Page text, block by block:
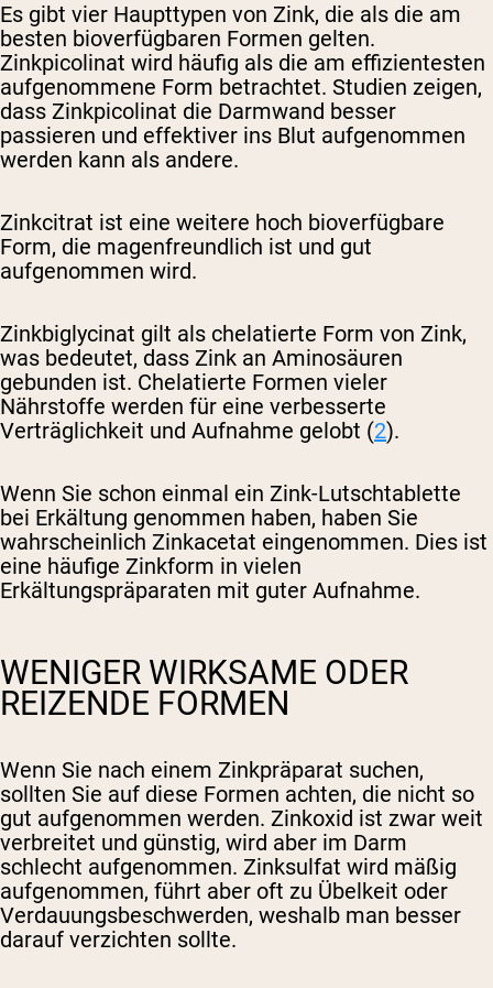
Es gibt vier Haupttypen von Zink, die als die am
besten bioverfügbaren Formen gelten.
Zinkpicolinat wird häufig als die am effizientesten
aufgenommene Form betrachtet. Studien zeigen,
dass Zinkpicolinat die Darmwand besser
passieren und effektiver ins Blut aufgenommen
werden kann als andere.
Zinkcitrat ist eine weitere hoch bioverfügbare
Form, die magenfreundlich ist und gut
aufgenommen wird.
Zinkbiglycinat gilt als chelatierte Form von Zink,
was bedeutet, dass Zink an Aminosäuren
gebunden ist. Chelatierte Formen vieler
Nährstoffe werden für eine verbesserte
Verträglichkeit und Aufnahme gelobt (2).
Wenn Sie schon einmal ein Zink-Lutschtablette
bei Erkältung genommen haben, haben Sie
wahrscheinlich Zinkacetat eingenommen. Dies ist
eine häufige Zinkform in vielen
Erkältungspräparaten mit guter Aufnahme.
WENIGER WIRKSAME ODER
REIZENDE FORMEN
Wenn Sie nach einem Zinkpräparat suchen,
sollten Sie auf diese Formen achten, die nicht so
gut aufgenommen werden. Zinkoxid ist zwar weit
verbreitet und günstig, wird aber im Darm
schlecht aufgenommen. Zinksulfat wird mäßig
aufgenommen, führt aber oft zu Übelkeit oder
Verdauungsbeschwerden, weshalb man besser
darauf verzichten sollte.